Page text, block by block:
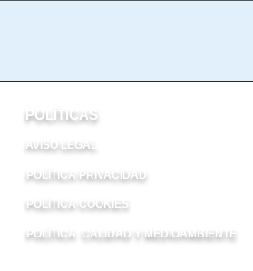
POLÍTICAS
AVISO LEGAL
POLÍTICA PRIVACIDAD
POLÍTICA COOKIES
POLÍTICA CALIDAD Y MEDIOAMBIENTE